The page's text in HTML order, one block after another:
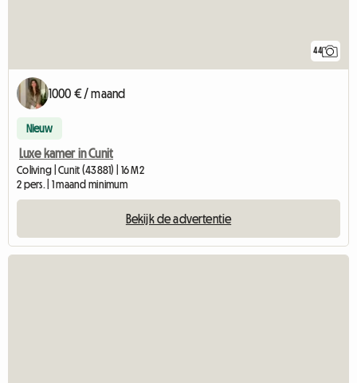
44
1000 € / maand
Nieuw
Luxe kamer in Cunit
Coliving | Cunit (43881) | 16 M2
2 pers. | 1 maand minimum
Bekijk de advertentie